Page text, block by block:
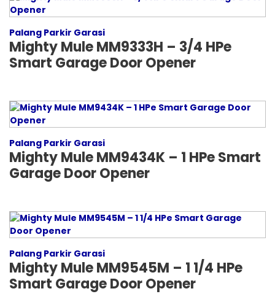
Palang Parkir Garasi
Mighty Mule MM9333H – 3/4 HPe
Smart Garage Door Opener
Palang Parkir Garasi
Mighty Mule MM9434K – 1 HPe Smart
Garage Door Opener
Palang Parkir Garasi
Mighty Mule MM9545M – 1 1/4 HPe
Smart Garage Door Opener